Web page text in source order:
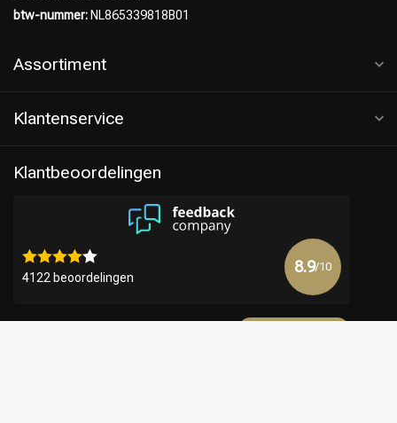
btw-nummer: NL865339818B01
Assortiment
Klantenservice
Klantbeoordelingen
4122 beoordelingen
8.9/10